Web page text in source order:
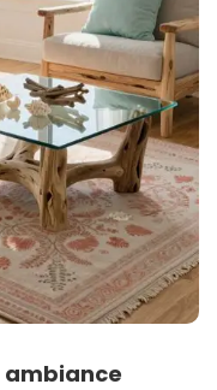
ambiance